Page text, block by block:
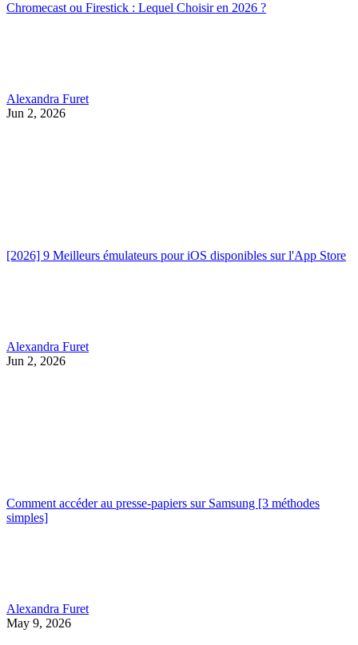
Chromecast ou Firestick : Lequel Choisir en 2026 ?
Alexandra Furet
Jun 2, 2026
[2026] 9 Meilleurs émulateurs pour iOS disponibles sur l'App Store
Alexandra Furet
Jun 2, 2026
Comment accéder au presse-papiers sur Samsung [3 méthodes
simples]
Alexandra Furet
May 9, 2026